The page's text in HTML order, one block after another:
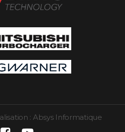
: Absys Informatique